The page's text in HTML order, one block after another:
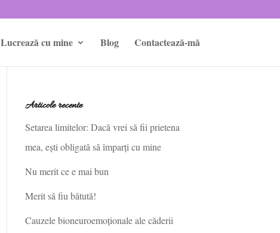
Lucrează cu mine Blog Contactează-mă
Articole recente
Setarea limitelor: Dacă vrei să fii prietena
mea, ești obligată să împarți cu mine
Nu merit ce e mai bun
Merit să fiu bătută!
Cauzele bioneuroemoționale ale căderii